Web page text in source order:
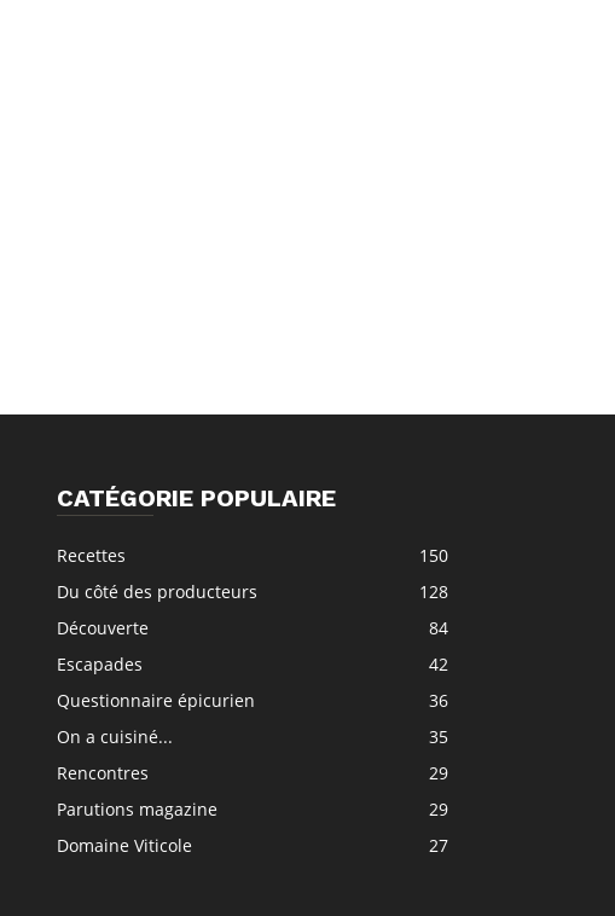
CATÉGORIE POPULAIRE
Recettes
150
Du côté des producteurs
128
Découverte
84
Escapades
42
Questionnaire épicurien
36
On a cuisiné...
35
Rencontres
29
Parutions magazine
29
Domaine Viticole
27